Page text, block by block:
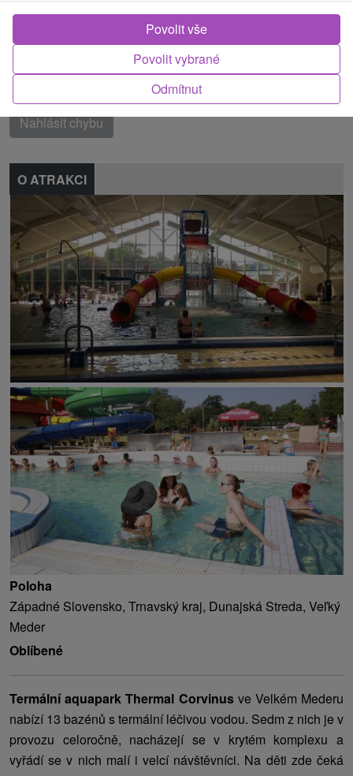
Turistický region
Západné Slovensko, Podunajsko, Južné Slovensko,
Podunajská nížina, Žitný ostrov, Trnavský kraj
Našli jste chybu nebo nám chcete doporučit novou atrakci
Nahlásit chybu
O ATRAKCI
Poloha
Západné Slovensko, Trnavský kraj, Dunajská Streda, Veľký
Meder
Oblíbené
Termální aquapark Thermal Corvinusve Velkém Mederu
nabízí 13 bazénů s termální léčivou vodou. Sedm z nich je v
provozu celoročně, nacházejí se v krytém komplexu a
vyřádí se v nich malí i velcí návštěvníci. Na děti zde čeká
Odmítnut
Povolit vybrané
Povolit vše